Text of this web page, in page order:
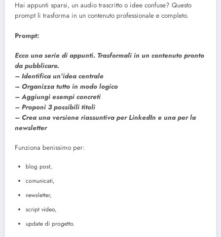
Hai appunti sparsi, un audio trascritto o idee confuse? Questo
prompt li trasforma in un contenuto professionale e completo.
Prompt:
Ecco una serie di appunti. Trasformali in un contenuto pronto
da pubblicare.
– Identifica un’idea centrale
– Organizza tutto in modo logico
– Aggiungi esempi concreti
– Proponi 3 possibili titoli
– Crea una versione riassuntiva per LinkedIn e una per la
newsletter
Funziona benissimo per:
blog post,
comunicati,
newsletter,
script video,
update di progetto.